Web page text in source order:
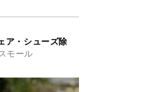
ア・シューズ除
モール